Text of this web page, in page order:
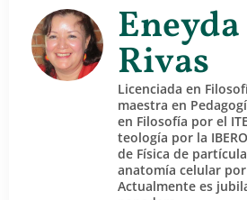
Rivas
Licenciada en
maestra en
en Filosofía por el
teología por la
de Física de
anatomía celular por
Actualmente es